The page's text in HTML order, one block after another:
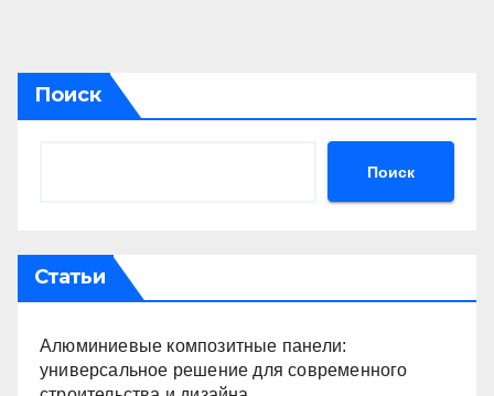
Поиск
Поиск
Статьи
Алюминиевые композитные панели:
универсальное решение для современного